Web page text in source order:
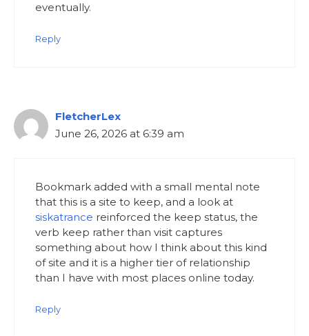
eventually.
Reply
FletcherLex
June 26, 2026 at 6:39 am
Bookmark added with a small mental note
that this is a site to keep, and a look at
siskatrance reinforced the keep status, the
verb keep rather than visit captures
something about how I think about this kind
of site and it is a higher tier of relationship
than I have with most places online today.
Reply